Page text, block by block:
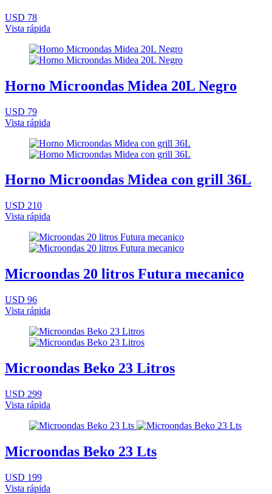
USD 78
Vista rápida
Horno Microondas Midea 20L Negro
USD 79
Vista rápida
Horno Microondas Midea con grill 36L
USD 210
Vista rápida
Microondas 20 litros Futura mecanico
USD 96
Vista rápida
Microondas Beko 23 Litros
USD 299
Vista rápida
Microondas Beko 23 Lts
USD 199
Vista rápida